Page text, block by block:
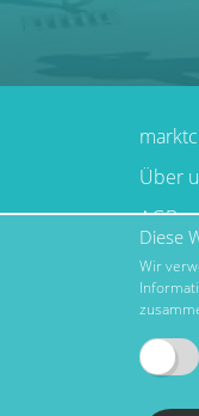
Über
AGB
Diese
Wir